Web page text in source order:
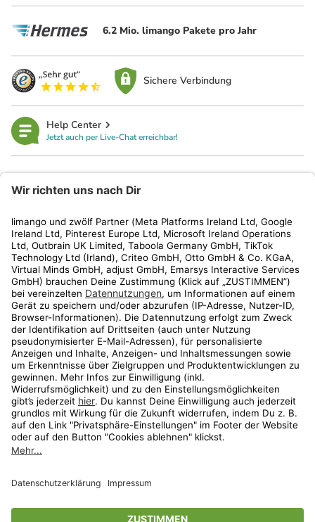
6.2 Mio. limango Pakete pro Jahr
Sichere Verbindung
Help Center
Jetzt auch per Live-Chat erreichbar!
Kundenservice
Shop
Aktionen
Travel